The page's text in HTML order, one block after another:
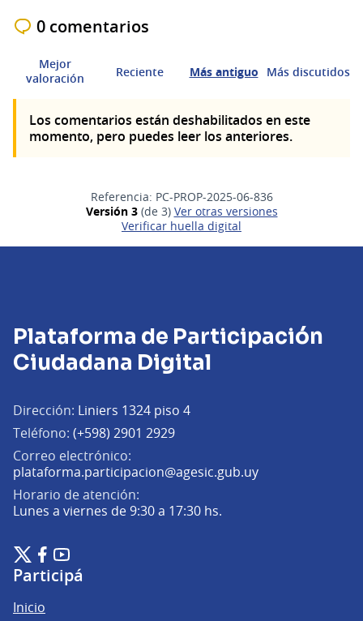
0 comentarios
Mejor
valoración
Reciente Más antiguo Más discutidos
Los comentarios están deshabilitados en este
momento, pero puedes leer los anteriores.
Referencia: PC-PROP-2025-06-836
Versión 3(de 3)
ver otras versiones
Verificar huella digital
Plataforma de Participación
Ciudadana Digital
Dirección: Liniers 1324 piso 4
Teléfono: (+598) 2901 2929
Correo electrónico:
plataforma.participacion@agesic.gub.uy(Abrir en una
Horario de atención:
Lunes a viernes de 9:30 a 17:30 hs.
Plataforma de Participación Ciudadana Digital en X
(Enlace externo)
Plataforma de Participación Ciudadana Digital en Facebook
(Enlace externo)
Plataforma de Participación Ciudadana Digital en
(Enlace externo)
Participá
Inicio